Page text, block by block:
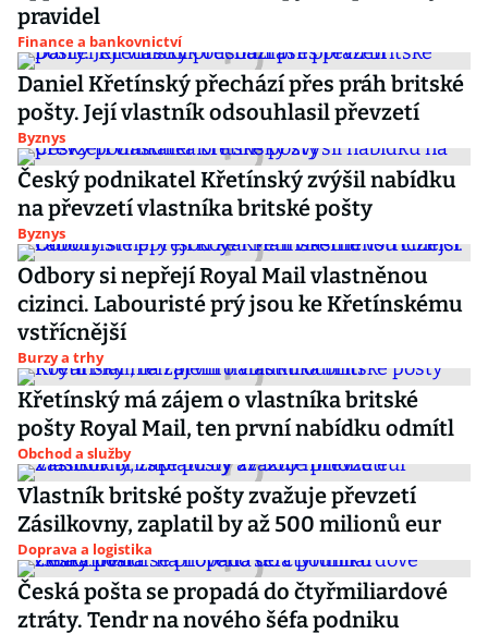
pravidel
Finance a bankovnictví
Daniel Křetínský přechází přes práh britské
pošty. Její vlastník odsouhlasil převzetí
Byznys
Český podnikatel Křetínský zvýšil nabídku
na převzetí vlastníka britské pošty
Byznys
Odbory si nepřejí Royal Mail vlastněnou
cizinci. Labouristé prý jsou ke Křetínskému
vstřícnější
Burzy a trhy
Křetínský má zájem o vlastníka britské
pošty Royal Mail, ten první nabídku odmítl
Obchod a služby
Vlastník britské pošty zvažuje převzetí
Zásilkovny, zaplatil by až 500 milionů eur
Doprava a logistika
Česká pošta se propadá do čtyřmiliardové
ztráty. Tendr na nového šéfa podniku